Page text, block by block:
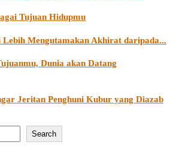
Tujuan Hidupmu
Mengutamakan Akhirat daripada...
Dunia akan Datang
Jeritan Penghuni Kubur yang Diazab
Search